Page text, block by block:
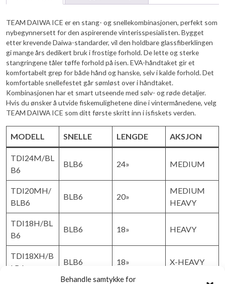
Behandle samtykke for
TEAM DAIWA ICE er en stang- og snellekombinasjonen, perfekt som
nybegynnersett for den aspirerende vinterisspesialisten. Bygget
etter krevende Daiwa-standarder, vil den holdbare glassfiberklingen
gi mange års dedikert bruk i frostige forhold. De lette og sterke
stangringene tåler tøffe forhold på isen. EVA-håndtaket gir et
komfortabelt grep for både hånd og hanske, selv i kalde forhold. Det
komfortable snellefestet går sømløst over i håndtaket.
Kombinasjonen har et smart utseende med sølv- og røde detaljer.
Hvis du ønsker å utvide fiskemulighetene dine i vintermånedene, velg
TEAM DAIWA ICE som ditt første skritt inn i isfiskets verden.
MODELL SNELLE LENGDE AKSJON
TDI24M/BL
B6
BLB6 24» MEDIUM
TDI20MH/
BLB6
BLB6 20»
MEDIUM
HEAVY
TDI18H/BL
B6
BLB6 18» HEAVY
TDI18XH/B
LB6
BLB6 18» X-HEAVY